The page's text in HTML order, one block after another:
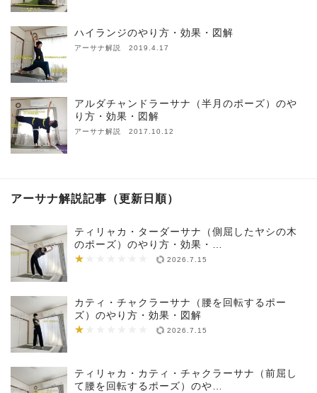
ハイランジのやり方・効果・図解
アーサナ解説 2019.4.17
アルダチャンドラーサナ（半月のポーズ）のや
り方・効果・図解
アーサナ解説 2017.10.12
アーサナ解説記事（更新日順）
ティリャカ・ターダーサナ（側屈したヤシの木
のポーズ）のやり方・効果・…
★
★★★★★★★ 2026.7.15
カティ・チャクラーサナ（腰を回転するポー
ズ）のやり方・効果・図解
★
★★★★★★★ 2026.7.15
ティリャカ・カティ・チャクラーサナ（前屈し
て腰を回転するポーズ）のや…